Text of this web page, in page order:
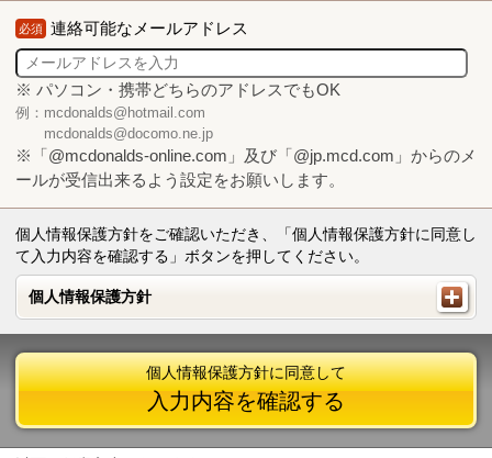
必須 連絡可能なメールアドレス
※ パソコン・携帯どちらのアドレスでもOK
例：mcdonalds@hotmail.com
mcdonalds@docomo.ne.jp
※「@mcdonalds-online.com」及び「@jp.mcd.com」からのメ
ールが受信出来るよう設定をお願いします。
個人情報保護方針をご確認いただき、「個人情報保護方針に同意し
て入力内容を確認する」ボタンを押してください。
個人情報保護方針
個人情報保護方針
個人情報保護方針に同意して
入力内容を確認する